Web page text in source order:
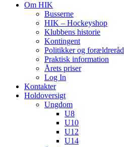
Om HIK
Busserne
HIK – Hockeyshop
Klubbens historie
Kontingent
Politikker og forældreråd
Praktisk information
Årets priser
Log In
Kontakter
Holdoversigt
Ungdom
U8
U10
U12
U14